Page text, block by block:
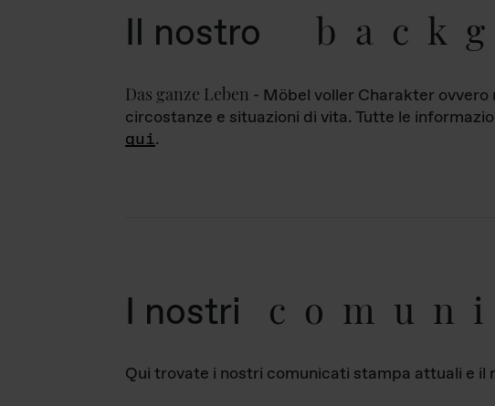
Il nostro
Das ganze Leben - Möbel voller Charakter
circostanze e situazioni di vita. Tutte le
qui.
I nostri
Qui trovate i nostri comunicati stampa attuali e il